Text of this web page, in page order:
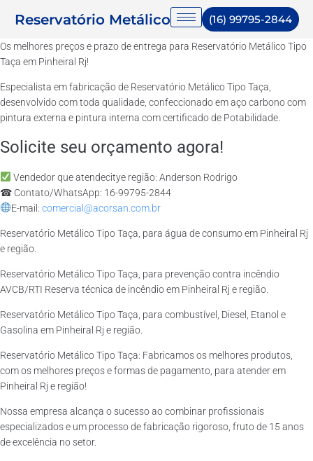
Reservatório Metálico (16) 99795-2844
Os melhores preços e prazo de entrega para Reservatório Metálico Tipo
Taça em Pinheiral Rj!
Especialista em fabricação de Reservatório Metálico Tipo Taça,
desenvolvido com toda qualidade, confeccionado em aço carbono com
pintura externa e pintura interna com certificado de Potabilidade.
Solicite seu orçamento agora!
Vendedor que atendecitye região: Anderson Rodrigo
☎ Contato/WhatsApp: 16-99795-2844
E-mail: comercial@acorsan.com.br
Reservatório Metálico Tipo Taça, para água de consumo em Pinheiral Rj
e região.
Reservatório Metálico Tipo Taça, para prevenção contra incêndio
AVCB/RTI Reserva técnica de incêndio em Pinheiral Rj e região.
Reservatório Metálico Tipo Taça, para combustível, Diesel, Etanol e
Gasolina em Pinheiral Rj e região.
Reservatório Metálico Tipo Taça: Fabricamos os melhores produtos,
com os melhores preços e formas de pagamento, para atender em
Pinheiral Rj e região!
Nossa empresa alcança o sucesso ao combinar profissionais
especializados e um processo de fabricação rigoroso, fruto de 15 anos
de excelência no setor.